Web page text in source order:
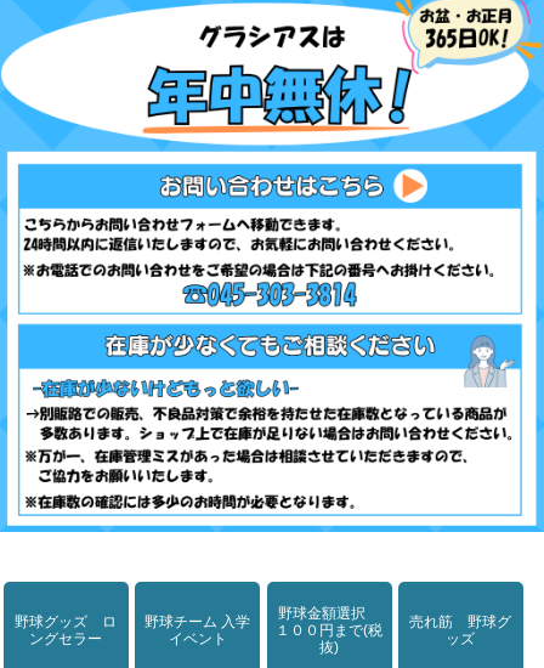
野球グッズ ロ
ングセラー
野球チーム 入学
イベント
野球金額選択
１００円まで(税
抜)
売れ筋 野球グ
ッズ